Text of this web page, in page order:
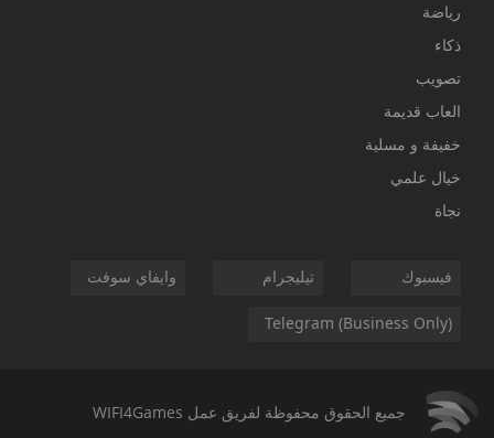
رياضة
ذكاء
تصويب
العاب قديمة
خفيفة و مسلية
خيال علمي
نجاة
فيسبوك تيليجرام وايفاي سوفت
Telegram (Business Only)
جميع الحقوق محفوظة لفريق عمل WIFI4Games